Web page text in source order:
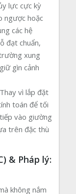
lực cực kỳ
ngược hoặc
các hệ
đạt chuẩn,
xung
gìn cảnh
Thay vì lắp đặt
toán để tối
vào giường
trên đặc thù
& Pháp lý:
không nắm